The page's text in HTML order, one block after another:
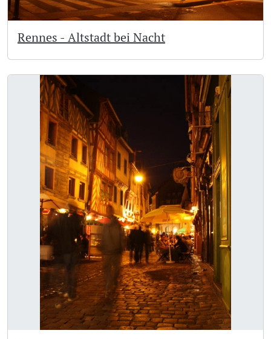
Rennes - Altstadt bei Nacht